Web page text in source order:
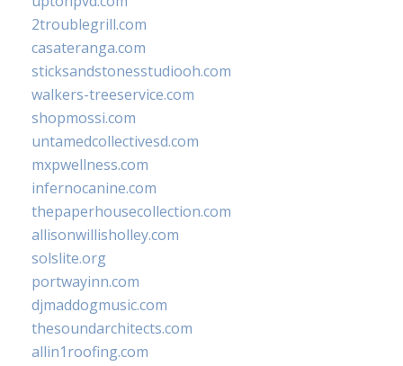
2troublegrill.com
casateranga.com
sticksandstonesstudiooh.com
walkers-treeservice.com
shopmossi.com
untamedcollectivesd.com
mxpwellness.com
infernocanine.com
thepaperhousecollection.com
allisonwillisholley.com
solslite.org
portwayinn.com
djmaddogmusic.com
thesoundarchitects.com
allin1roofing.com